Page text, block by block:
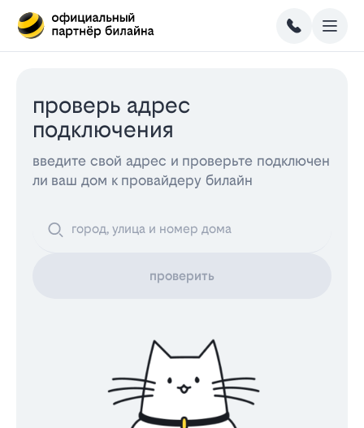
проверь адрес
подключения
введите свой адрес и проверьте подключен
ли ваш дом к провайдеру билайн
проверить